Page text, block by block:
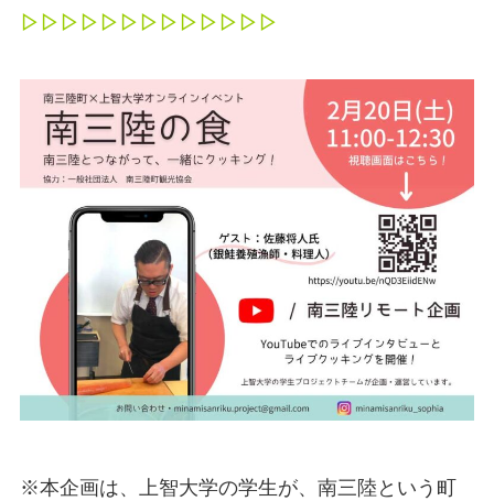
▷▷▷▷▷▷▷▷▷▷▷▷▷
※本企画は、上智大学の学生が、南三陸という町